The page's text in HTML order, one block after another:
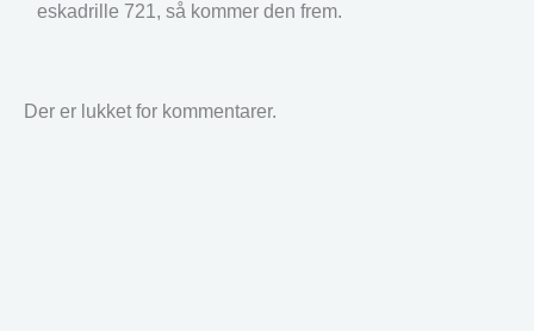
eskadrille 721, så kommer den frem.
Der er lukket for kommentarer.